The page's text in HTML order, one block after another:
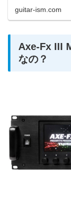
guitar-ism.com
Axe-Fx III
なの？